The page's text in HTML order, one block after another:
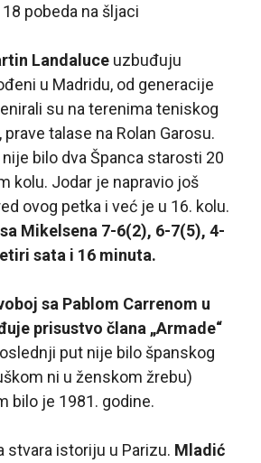
pobeda na šljaci
Landaluce uzbuđuju
u Madridu, od generacije
su na terenima teniskog
talase na Rolan Garosu.
bilo dva Španca starosti 20
kolu. Jodar je napravio još
ovog petka i već je u 16. kolu.
Mikelsena 7-6(2), 6-7(5), 4-
sata i 16 minuta.
sa Pablom Carrenom u
prisustvo člana „Armade“
put nije bilo španskog
ni u ženskom žrebu)
bilo je 1981. godine.
stvara istoriju u Parizu. Mladić